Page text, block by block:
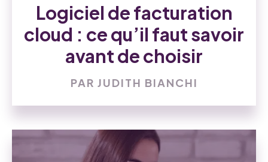
Logiciel de facturation
cloud : ce qu’il faut savoir
avant de choisir
PAR JUDITH BIANCHI